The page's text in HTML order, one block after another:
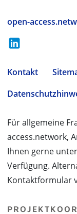
open-
Kontakt
Für allgemeine
access.network,
Ihnen gerne unter
Verfügung.
Kontaktformular